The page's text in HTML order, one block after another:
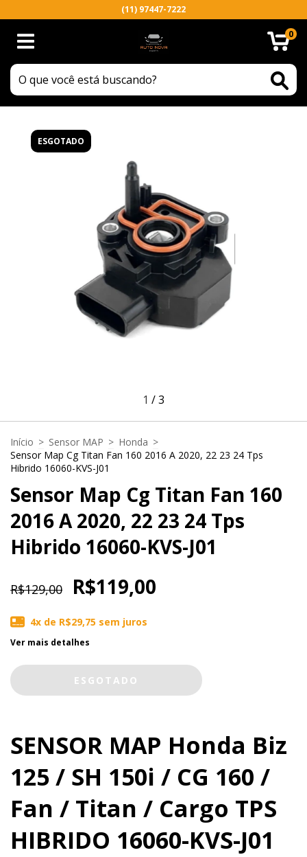
(11) 97447-7222
0
ESGOTADO
1 /3
Início > Sensor MAP > Honda >
Sensor Map Cg Titan Fan 160 2016 A 2020, 22 23 24 Tps
Hibrido 16060-KVS-J01
Sensor Map Cg Titan Fan 160
2016 A 2020, 22 23 24 Tps
Hibrido 16060-KVS-J01
R$129,00 R$119,00
4x de R$29,75 sem juros
Ver mais detalhes
SENSOR MAP Honda Biz
125 / SH 150i / CG 160 /
Fan / Titan / Cargo TPS
HIBRIDO 16060-KVS-J01